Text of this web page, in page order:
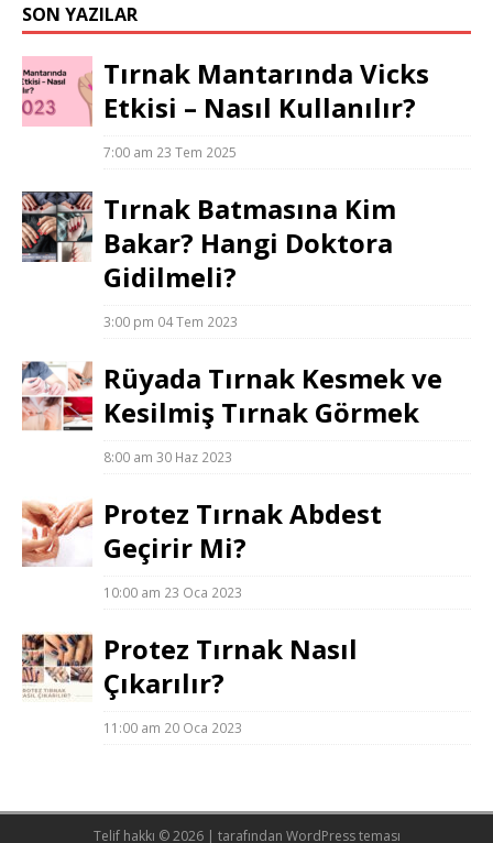
SON YAZILAR
Tırnak Mantarında Vicks
Etkisi – Nasıl Kullanılır?
7:00 am 23 Tem 2025
Tırnak Batmasına Kim
Bakar? Hangi Doktora
Gidilmeli?
3:00 pm 04 Tem 2023
Rüyada Tırnak Kesmek ve
Kesilmiş Tırnak Görmek
8:00 am 30 Haz 2023
Protez Tırnak Abdest
Geçirir Mi?
10:00 am 23 Oca 2023
Protez Tırnak Nasıl
Çıkarılır?
11:00 am 20 Oca 2023
Telif hakkı © 2026 | tarafından WordPress teması